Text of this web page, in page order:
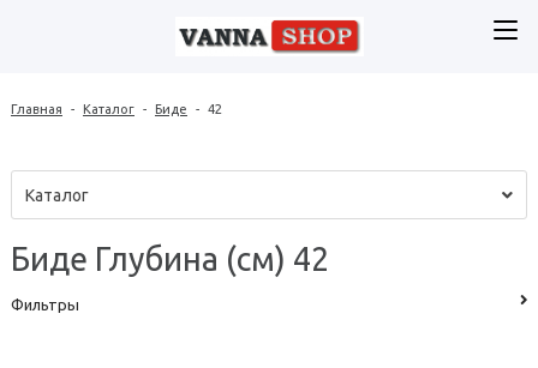
Главная - Каталог - Биде - 42
Каталог
Биде Глубина (см) 42
Фильтры